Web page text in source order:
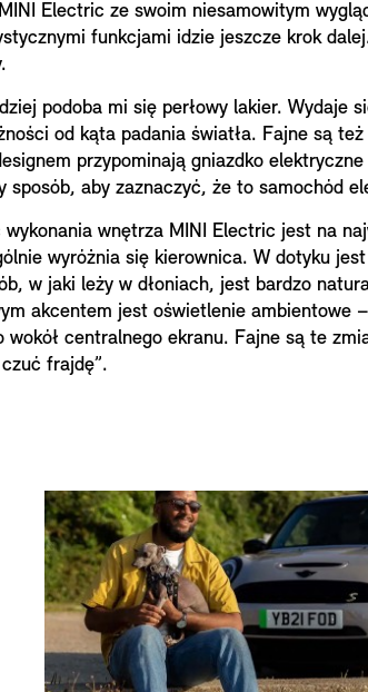
Electric ze swoim niesamowitym
funkcjami idzie jeszcze krok
podoba mi się perłowy lakier. Wydaje
od kąta padania światła. Fajne są
przypominają gniazdko
sposób, aby zaznaczyć, że to samochód
wykonania wnętrza MINI Electric jest na
wyróżnia się kierownica. W dotyku
w jaki leży w dłoniach, jest bardzo
akcentem jest oświetlenie ambientowe
wokół centralnego ekranu. Fajne są te
frajdę”.